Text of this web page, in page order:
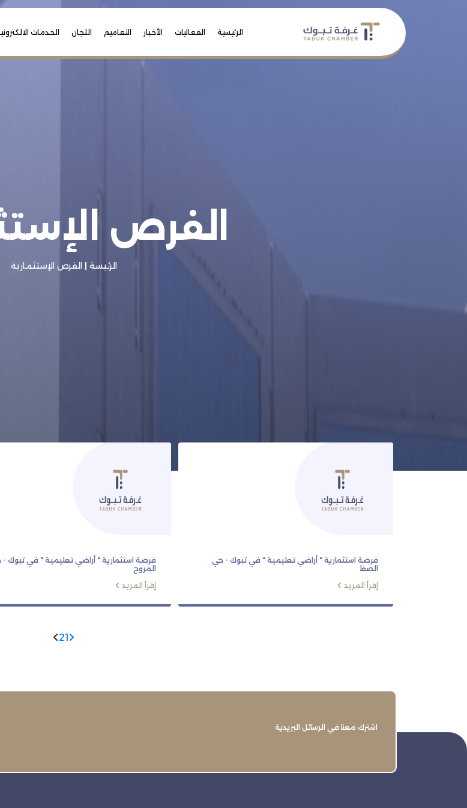
الرئيسية الفعاليات الأخبار التعاميم اللجان الخدمات
الفرص
الرئيسة | الفرص الإستثمارية
فرصة استثمارية " أراضي تعليمية " في تبوك - حي
الصفا
إقرأ المزيد
فرصة استثمارية " أراضي تعليمية " في تبوك
المروج
إقرأ المزيد
1
2
اشترك معنا في الرسائل البريدية